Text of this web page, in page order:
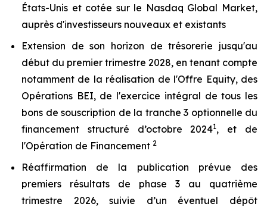
États-Unis et cotée sur le Nasdaq Global Market,
auprès d'investisseurs nouveaux et existants
Extension de son horizon de trésorerie jusqu'au
début du premier trimestre 2028, en tenant compte
notamment de la réalisation de l'Offre Equity, des
Opérations BEI, de l'exercice intégral de tous les
bons de souscription de la tranche 3 optionnelle du
financement structuré d’octobre 20241, et de
l'Opération de Financement 2
Réaffirmation de la publication prévue des
premiers résultats de phase 3 au quatrième
trimestre 2026, suivie d’un éventuel dépôt